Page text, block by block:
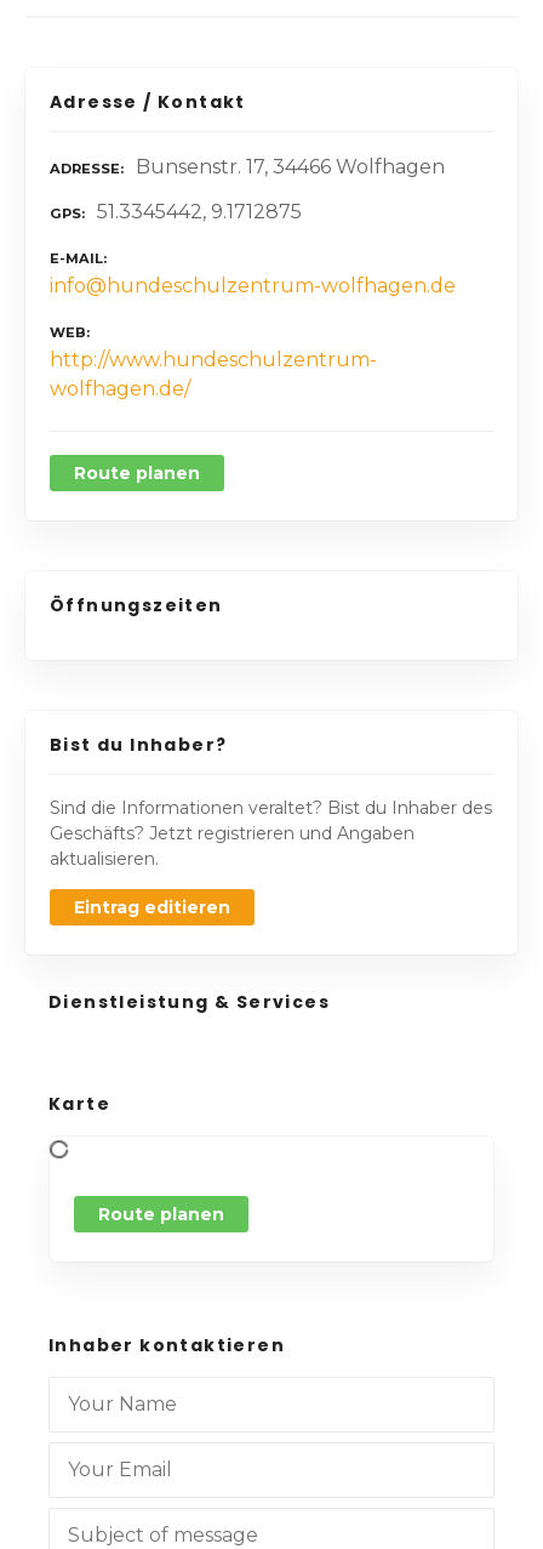
Adresse / Kontakt
ADRESSE Bunsenstr. 17, 34466 Wolfhagen
GPS 51.3345442, 9.1712875
E-MAIL
info@hundeschulzentrum-wolfhagen.de
WEB
http://www.hundeschulzentrum-
wolfhagen.de/
Route planen
Öffnungszeiten
Bist du Inhaber?
Sind die Informationen veraltet? Bist du Inhaber des
Geschäfts? Jetzt registrieren und Angaben
aktualisieren.
Eintrag editieren
Dienstleistung & Services
Karte
Route planen
Inhaber kontaktieren